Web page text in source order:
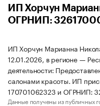
ИП Хорчун
ОГРНИП:
ИП Хорчун Марианна
12.01.2026, в регионе —
деятельности:
салонами красоты. ИП
170701062323 и ОГРНИП:
Данные получены из публичных